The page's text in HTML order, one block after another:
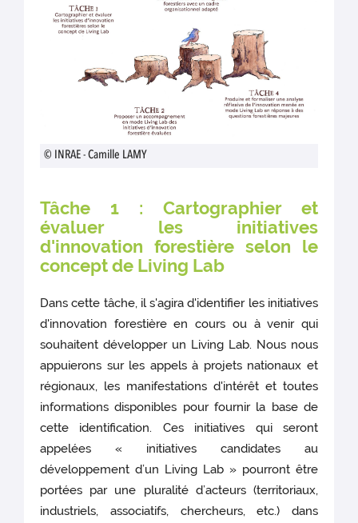
© INRAE - Camille LAMY
Tâche 1 : Cartographier et
évaluer les initiatives
d'innovation forestière selon le
concept de Living Lab
Dans cette tâche, il s'agira d'identifier les initiatives
d'innovation forestière en cours ou à venir qui
souhaitent développer un Living Lab. Nous nous
appuierons sur les appels à projets nationaux et
régionaux, les manifestations d'intérêt et toutes
informations disponibles pour fournir la base de
cette identification. Ces initiatives qui seront
appelées « initiatives candidates au
développement d’un Living Lab » pourront être
portées par une pluralité d’acteurs (territoriaux,
industriels, associatifs, chercheurs, etc.) dans